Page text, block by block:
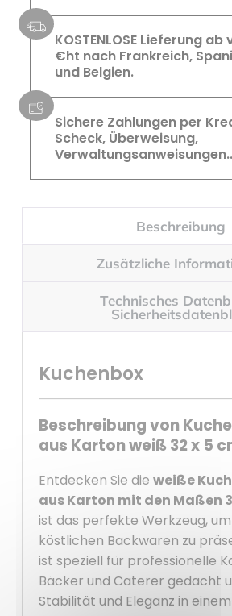
KOSTENLOSE Lieferung
€ht nach Frankreich,
und Belgien.
Sichere Zahlungen per
Scheck, Überweisung,
Beschreibung
Zusätzliche
Technisches
Kuchenbox
Beschreibung von
aus Karton weiß 32 x 5
Entdecken Sie die weiße
aus Karton mit den Maßen
ist das perfekte Werkzeug,
köstlichen Backwaren zu
ist speziell für professionelle
Bäcker und Caterer gedacht
Stabilität und Eleganz in